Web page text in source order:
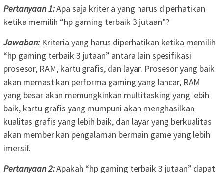
Pertanyaan 1:Apa saja kriteria yang harus diperhatikan
ketika memilih “hp gaming terbaik 3 jutaan”?
Jawaban:Kriteria yang harus diperhatikan ketika memilih
“hp gaming terbaik 3 jutaan” antara lain spesifikasi
prosesor, RAM, kartu grafis, dan layar. Prosesor yang baik
akan memastikan performa gaming yang lancar, RAM
yang besar akan memungkinkan multitasking yang lebih
baik, kartu grafis yang mumpuni akan menghasilkan
kualitas grafis yang lebih baik, dan layar yang berkualitas
akan memberikan pengalaman bermain game yang lebih
imersif.
Pertanyaan 2:Apakah “hp gaming terbaik 3 jutaan” dapat